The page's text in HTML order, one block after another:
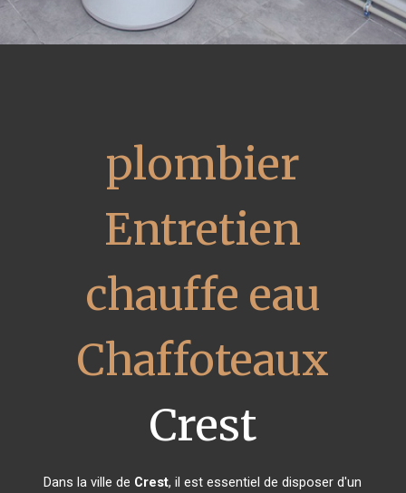
plombier
Entretien
chauffe eau
Chaffoteaux
Crest
Dans la ville de Crest, il est essentiel de disposer d'un